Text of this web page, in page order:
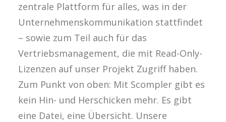
zentrale Plattform für alles, was in der
Unternehmenskommunikation stattfindet
– sowie zum Teil auch für das
Vertriebsmanagement, die mit Read-Only-
Lizenzen auf unser Projekt Zugriff haben.
Zum Punkt von oben: Mit Scompler gibt es
kein Hin- und Herschicken mehr. Es gibt
eine Datei, eine Übersicht. Unsere